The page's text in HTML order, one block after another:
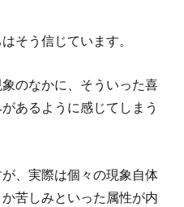
そう信じています。
のなかに、そういった喜
あるように感じてしまう
、実際は個々の現象自体
苦しみといった属性が内